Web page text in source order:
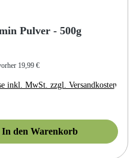
Pulver - 500g
Preis:
19,99 €
inkl. MwSt. zzgl. Versandkosten
In den Warenkorb